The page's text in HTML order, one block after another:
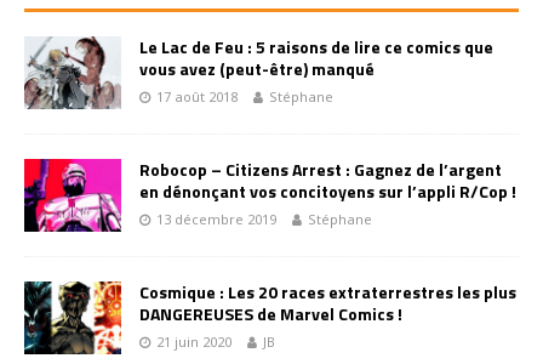
Le Lac de Feu : 5 raisons de lire ce comics que
vous avez (peut-être) manqué
17 août 2018 Stéphane
Robocop – Citizens Arrest : Gagnez de l’argent
en dénonçant vos concitoyens sur l’appli R/Cop !
13 décembre 2019 Stéphane
Cosmique : Les 20 races extraterrestres les plus
DANGEREUSES de Marvel Comics !
21 juin 2020 JB